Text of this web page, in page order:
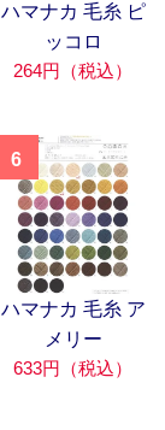
ハマナカ 毛糸 ピ
ッコロ
264円（税込）
6
ハマナカ 毛糸 ア
メリー
633円（税込）